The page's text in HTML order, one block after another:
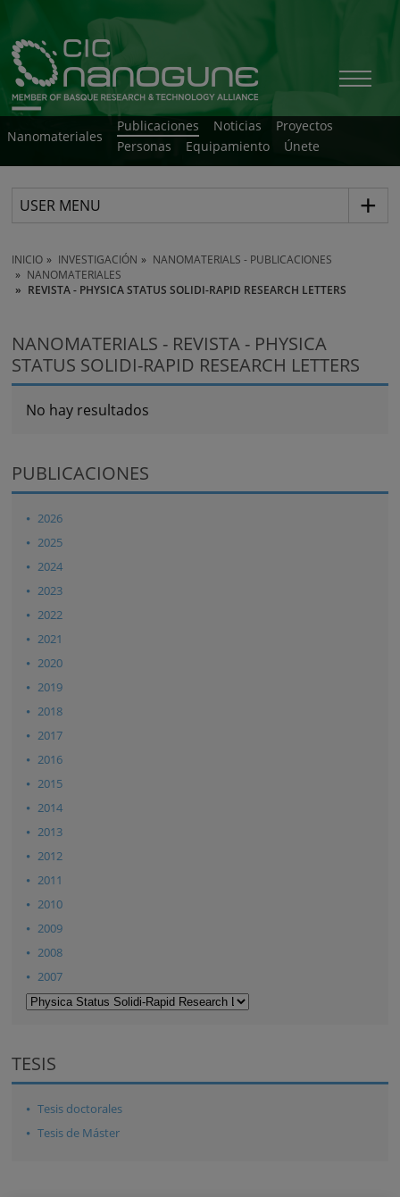
Nanomateriales
Publicaciones Noticias
Proyectos
Personas
Equipamiento Únete
USER MENU
INICIO INVESTIGACIÓN
NANOMATERIALS - PUBLICACIONES
NANOMATERIALES
REVISTA - PHYSICA STATUS SOLIDI-RAPID RESEARCH LETTERS
NANOMATERIALS - REVISTA - PHYSICA
STATUS SOLIDI-RAPID RESEARCH LETTERS
No hay resultados
PUBLICACIONES
2026
2025
2024
2023
2022
2021
2020
2019
2018
2017
2016
2015
2014
2013
2012
2011
2010
2009
2008
2007
TESIS
Tesis doctorales
Tesis de Máster